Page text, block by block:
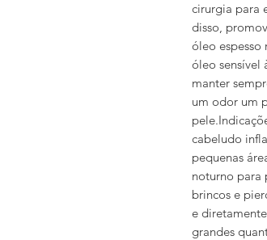
cirurgia para
disso,
óleo espesso
óleo sensível
manter
um odor um
cabeludo
pequenas
noturno para
brincos e
e
grandes